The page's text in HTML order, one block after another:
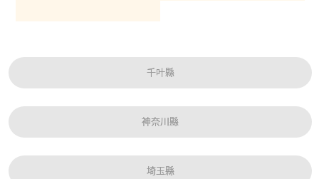
千叶縣
神奈川縣
埼玉縣